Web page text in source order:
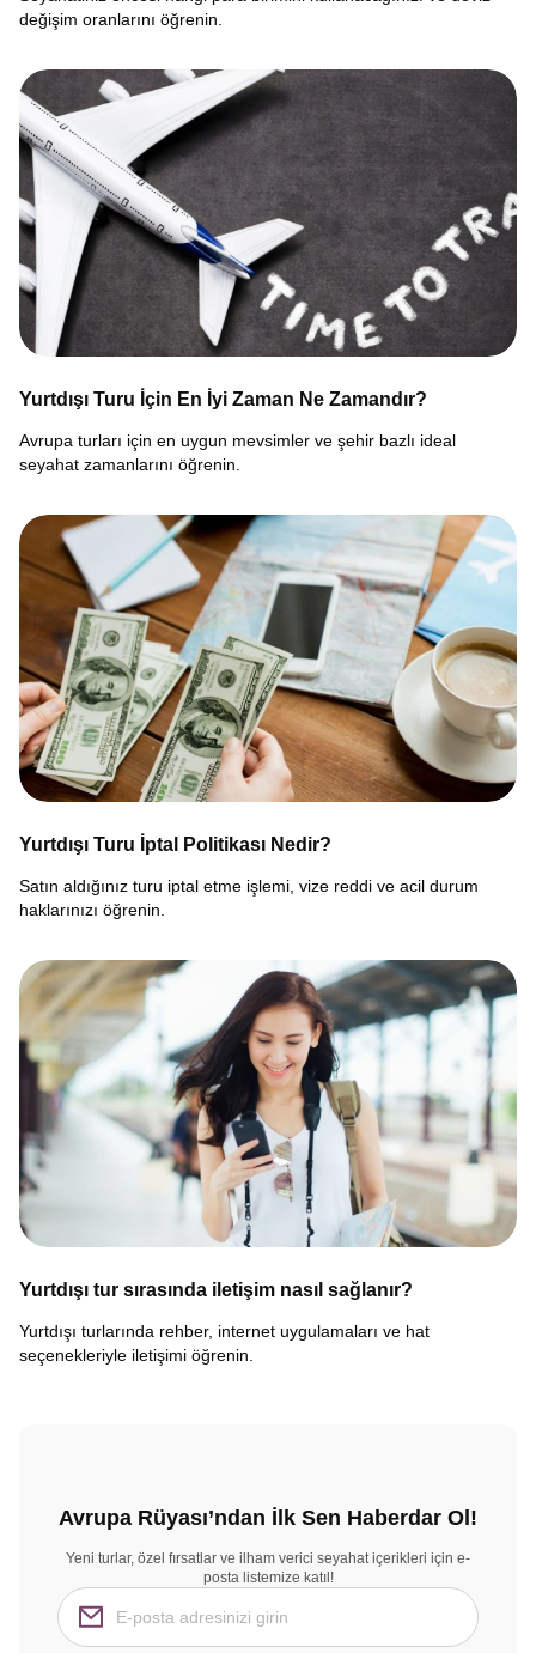
değişim oranlarını öğrenin.
Yurtdışı Turu İçin En İyi Zaman Ne Zamandır?
Avrupa turları için en uygun mevsimler ve şehir bazlı ideal
seyahat zamanlarını öğrenin.
Yurtdışı Turu İptal Politikası Nedir?
Satın aldığınız turu iptal etme işlemi, vize reddi ve acil durum
haklarınızı öğrenin.
Yurtdışı tur sırasında iletişim nasıl sağlanır?
Yurtdışı turlarında rehber, internet uygulamaları ve hat
seçenekleriyle iletişimi öğrenin.
Avrupa Rüyası’ndan İlk Sen Haberdar Ol!
Yeni turlar, özel fırsatlar ve ilham verici seyahat içerikleri için e-
posta listemize katıl!